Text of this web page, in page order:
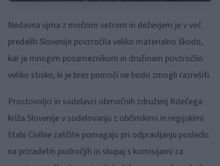
Nedavna ujma z močnim vetrom in deževjem je v več
predelih Slovenije povzročila veliko materialno škodo,
kar je mnogim posameznikom in družinam povzročilo
veliko stisko, ki je brez pomoči ne bodo zmogli razrešiti.
Prostovoljci in sodelavci območnih združenj Rdečega
križa Slovenije v sodelovanju z občinskimi in regijskimi
štabi Civilne zaščite pomagajo pri odpravljanju posledic
na prizadetih področjih in skupaj s komisijami za